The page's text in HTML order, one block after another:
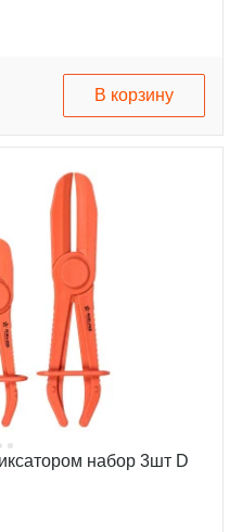
В корзину
набор 3шт D